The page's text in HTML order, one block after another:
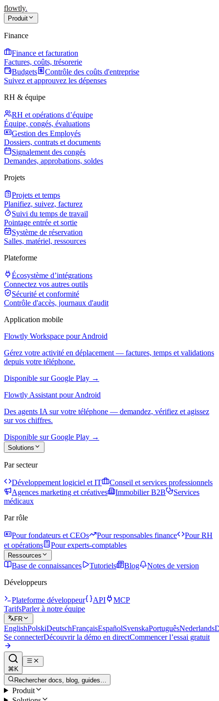
flowtly.
Produit
Finance
Finance et facturation
Factures, coûts, trésorerie
Budgets
Contrôle des coûts d'entreprise
Suivez et approuvez les dépenses
RH & équipe
RH et opérations d’équipe
Équipe, congés, évaluations
Gestion des Employés
Dossiers, contrats et documents
Signalement des congés
Demandes, approbations, soldes
Projets
Projets et temps
Planifiez, suivez, facturez
Suivi du temps de travail
Pointage entrée et sortie
Système de réservation
Salles, matériel, ressources
Plateforme
Écosystème d’intégrations
Connectez vos autres outils
Sécurité et conformité
Contrôle d'accès, journaux d'audit
Application mobile
Flowtly Workspace pour Android
Gérez votre activité en déplacement — factures, temps et validations
depuis votre téléphone.
Disponible sur Google Play →
Flowtly Assistant pour Android
Des agents IA sur votre téléphone — demandez, vérifiez et agissez
sur vos chiffres.
Disponible sur Google Play →
Solutions
Par secteur
Développement logiciel et IT
Conseil et services professionnels
Agences marketing et créatives
Immobilier B2B
Services
médicaux
Par rôle
Pour fondateurs et CEOs Pour responsables finance
Pour RH
et opérations
Pour experts-comptables
Ressources
Base de connaissances Tutoriels Blog
Notes de version
Développeurs
Plateforme développeur API
MCP
TarifsParler à notre équipe
FR
EnglishPolskiDeutschFrançaisEspañolSvenskaPortuguêsNederlands
Se connecterDécouvrir la démo en directCommencer l’essai gratuit
⌘K
Rechercher docs, blog, guides…
Produit